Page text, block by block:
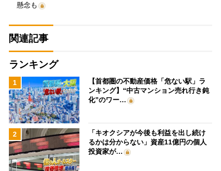
懸念も
関連記事
ランキング
1
【首都圏の不動産価格「危ない駅」ラ
ンキング】“中古マンション売れ行き鈍
化”のワー…
2
「キオクシアが今後も利益を出し続け
るかは分からない」資産11億円の個人
投資家が…